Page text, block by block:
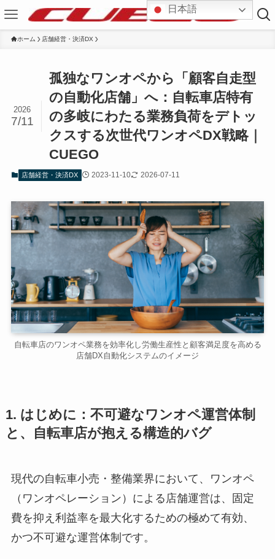
ホーム 店舗経営・決済DX
孤独なワンオペから「顧客自走型
の自動化店舗」へ：自転車店特有
の多岐にわたる業務負荷をデトッ
クスする次世代ワンオペDX戦略｜
CUEGO
2026
7/11
店舗経営・決済DX 2023-11-10 2026-07-11
自転車店のワンオペ業務を効率化し労働生産性と顧客満足度を高める
店舗DX自動化システムのイメージ
1. はじめに：不可避なワンオペ運営体制
と、自転車店が抱える構造的バグ
現代の自転車小売・整備業界において、ワンオペ
（ワンオペレーション）による店舗運営は、固定
費を抑え利益率を最大化するための極めて有効、
かつ不可避な運営体制です。
日本語